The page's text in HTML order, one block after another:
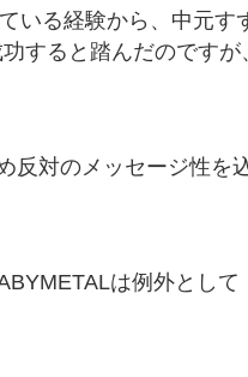
いる経験から、中元す
すると踏んだのですが
反対のメッセージ性を
は例外として